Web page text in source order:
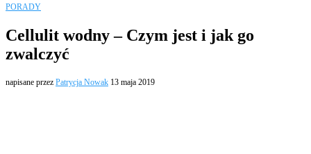
PORADY
Cellulit wodny – Czym jest i jak go
zwalczyć
napisane przez Patrycja Nowak 13 maja 2019